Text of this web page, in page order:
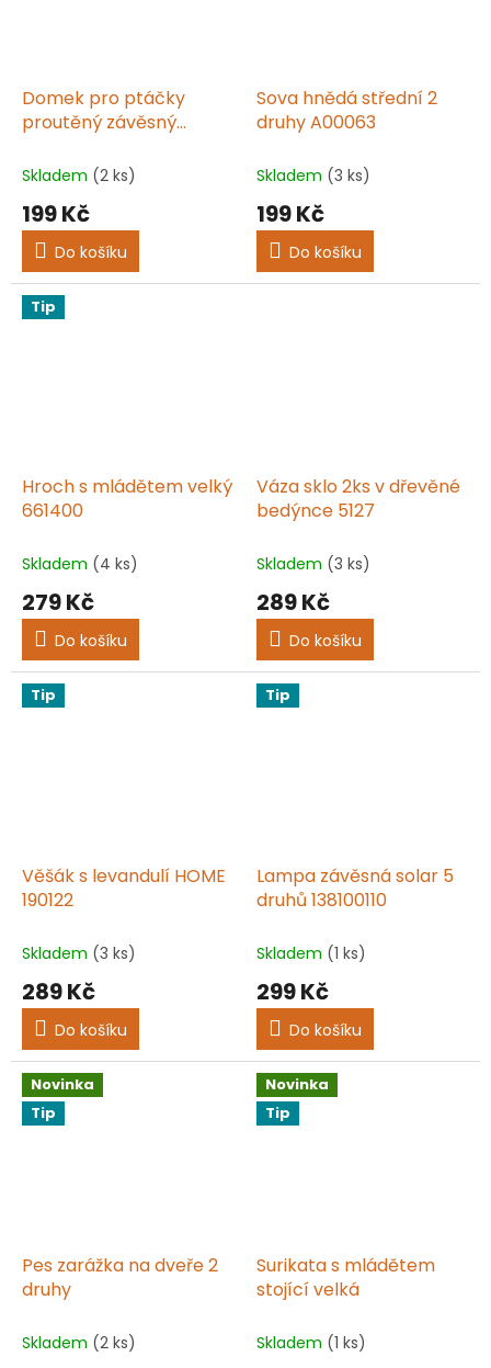
Domek pro ptáčky
proutěný závěsný
Skladem (2 ks)
199 Kč
Do košíku
Sova hnědá střední 2
druhy A00063
Skladem (3 ks)
199 Kč
Do košíku
Tip
Hroch s mládětem velký
661400
Skladem (4 ks)
279 Kč
Do košíku
Váza sklo 2ks v dřevěné
bedýnce 5127
Skladem (3 ks)
289 Kč
Do košíku
Tip
Věšák s levandulí HOME
190122
Skladem (3 ks)
289 Kč
Do košíku
Tip
Lampa závěsná solar 5
druhů 138100110
Skladem (1 ks)
299 Kč
Do košíku
Novinka
Tip
Pes zarážka na dveře 2
druhy
Skladem (2 ks)
Novinka
Tip
Surikata s mládětem
stojící velká
Skladem (1 ks)